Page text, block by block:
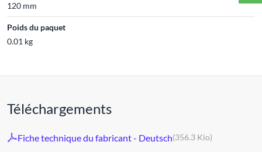
120 mm
Poids du paquet
0.01 kg
Téléchargements
Fiche technique du fabricant - Deutsch(356.3 Kio)